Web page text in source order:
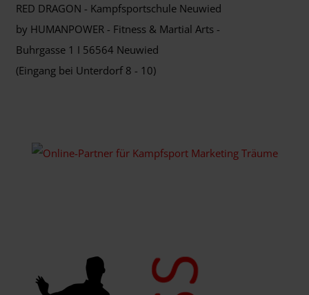
RED DRAGON - Kampfsportschule Neuwied
by HUMANPOWER - Fitness & Martial Arts -
Buhrgasse 1 I 56564 Neuwied
(Eingang bei Unterdorf 8 - 10)